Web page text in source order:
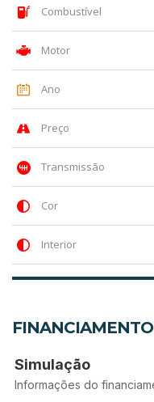
Combustível
Motor
Ano
Preço
Transmissão
Cor
Interior
FINANCIAMENTO